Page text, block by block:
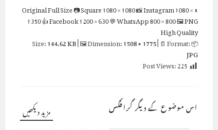
⬇ Original
Full Size📷 Square1080 × 1080📸 Instagram1080 ×
1350👍 Facebook1200 × 630💬 WhatsApp800 × 800🖼 PNG
High Quality
📦 Size:
144.62 KB| 🖼 Dimension:1508 × 1775| 📄 Format:
JPG
Post Views:225
اس موضوع کے دیگر گرافکس مزید دیکھیں